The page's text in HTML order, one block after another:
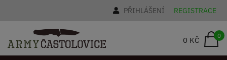
PŘIHLÁŠENÍ REGISTRACE
0 KČ 0